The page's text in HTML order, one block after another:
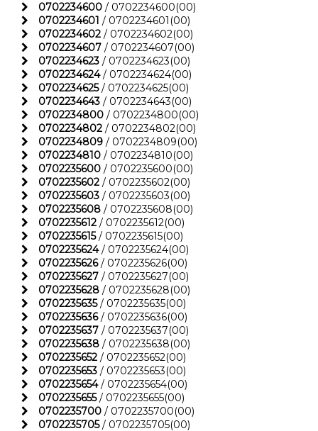
0702234600 / 0702234600(00)
0702234601 / 0702234601(00)
0702234602 / 0702234602(00)
0702234607 / 0702234607(00)
0702234623 / 0702234623(00)
0702234624/ 0702234624(00)
0702234625/ 0702234625(00)
0702234643 / 0702234643(00)
0702234800 / 0702234800(00)
0702234802 / 0702234802(00)
0702234809 / 0702234809(00)
0702234810 / 0702234810(00)
0702235600 / 0702235600(00)
0702235602 / 0702235602(00)
0702235603 / 0702235603(00)
0702235608 / 0702235608(00)
0702235612 / 0702235612(00)
0702235615/ 0702235615(00)
0702235624/ 0702235624(00)
0702235626/ 0702235626(00)
0702235627 / 0702235627(00)
0702235628 / 0702235628(00)
0702235635/ 0702235635(00)
0702235636/ 0702235636(00)
0702235637 / 0702235637(00)
0702235638 / 0702235638(00)
0702235652 / 0702235652(00)
0702235653 / 0702235653(00)
0702235654/ 0702235654(00)
0702235655/ 0702235655(00)
0702235700 / 0702235700(00)
0702235705/ 0702235705(00)